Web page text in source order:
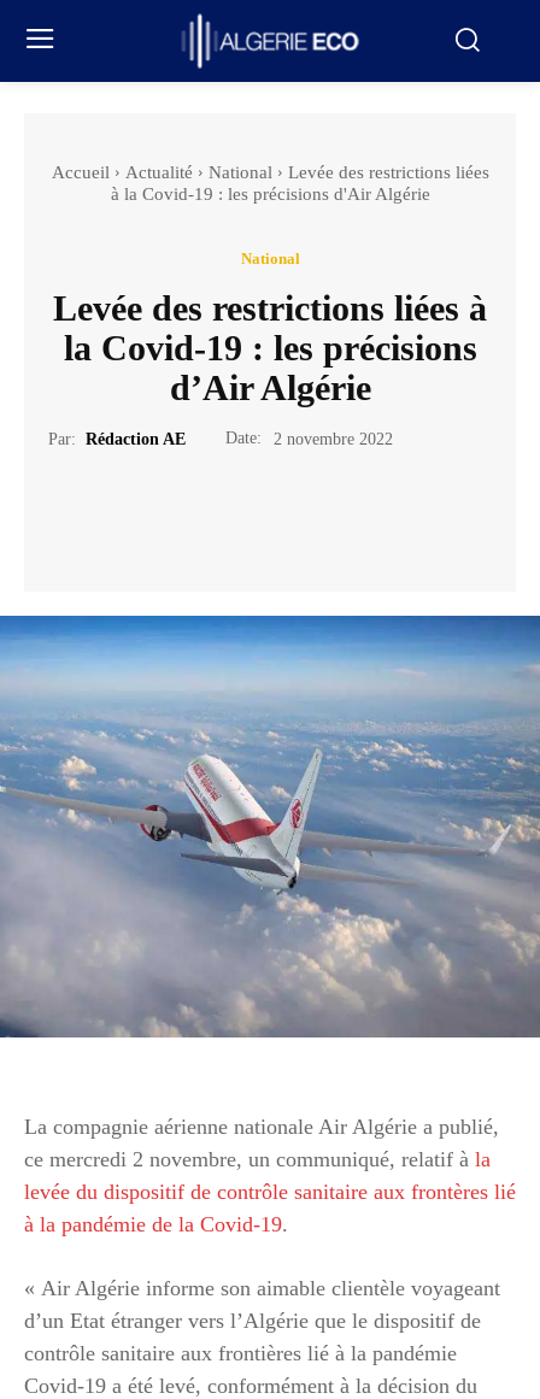
Accueil Actualité National
Levée des restrictions liées
à la Covid-19 : les précisions d'Air Algérie
National
Levée des restrictions liées à
la Covid-19 : les précisions
d’Air Algérie
Par: Rédaction AE Date: 2 novembre 2022
La compagnie aérienne nationale Air Algérie a publié,
ce mercredi 2 novembre, un communiqué, relatif à la
levée du dispositif de contrôle sanitaire aux frontères lié
à la pandémie de la Covid-19.
« Air Algérie informe son aimable clientèle voyageant
d’un Etat étranger vers l’Algérie que le dispositif de
contrôle sanitaire aux frontières lié à la pandémie
Covid-19 a été levé, conformément à la décision du